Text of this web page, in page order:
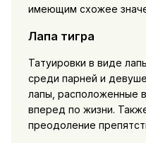
имеющим схожее
Лапа тигра
Татуировки в виде
среди парней и
лапы, расположенные
вперед по жизни.
преодоление